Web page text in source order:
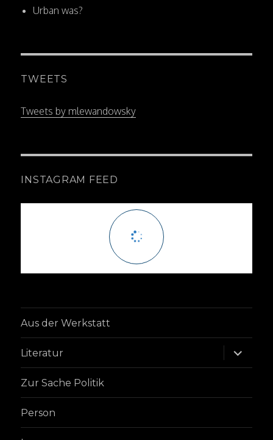
Urban was?
TWEETS
Tweets by mlewandowsky
INSTAGRAM FEED
Aus der Werkstatt
Literatur
Zur Sache Politik
Person